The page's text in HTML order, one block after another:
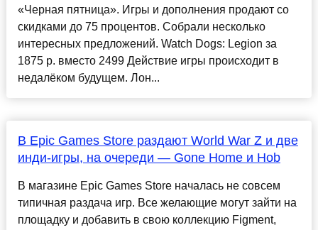
«Черная пятница». Игры и дополнения продают со
скидками до 75 процентов. Собрали несколько
интересных предложений. Watch Dogs: Legion за
1875 р. вместо 2499 Действие игры происходит в
недалёком будущем. Лон...
В Epic Games Store раздают World War Z и две
инди-игры, на очереди — Gone Home и Hob
В магазине Epic Games Store началась не совсем
типичная раздача игр. Все желающие могут зайти на
площадку и добавить в свою коллекцию Figment,